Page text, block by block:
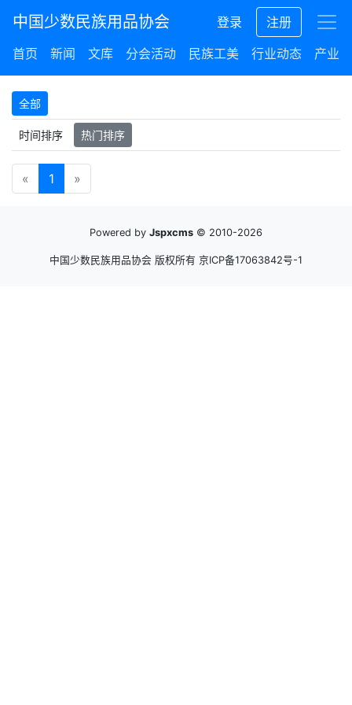
中国少数民族用品协会 登录
注册
首页
新闻 文库 分会活动 民族工美 行业动态 产业
全部
时间排序 热门排序
« 1 »
Powered by Jspxcms © 2010-2026
中国少数民族用品协会 版权所有 京ICP备17063842号-1